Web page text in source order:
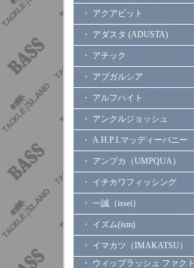
・ アクアビット
・ アダスタ (ADUSTA)
・ アチック
・ アブガルシア
・ アルフハイト
・ アンクルジョッシュ
・ A.H.P.Lマッディーバニー
・ アンプカ（UMPQUA）
・ イチカワフィッシング
・ 一誠（issei）
・ イズム(ism)
・ イマカツ（IMAKATSU）
・ ウィップラッシュ ファクト